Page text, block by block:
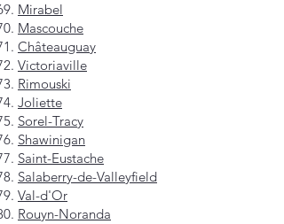
Mirabel
Mascouche
Châteauguay
Victoriaville
Rimouski
Joliette
Sorel-Tracy
Shawinigan
Saint-Eustache
Salaberry-de-Valleyfield
Val-d'Or
Rouyn-Noranda